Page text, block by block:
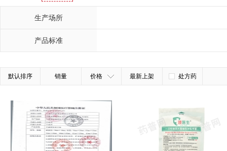
生产场所
产品标准
默认排序 销量 价格 最新上架 处方药